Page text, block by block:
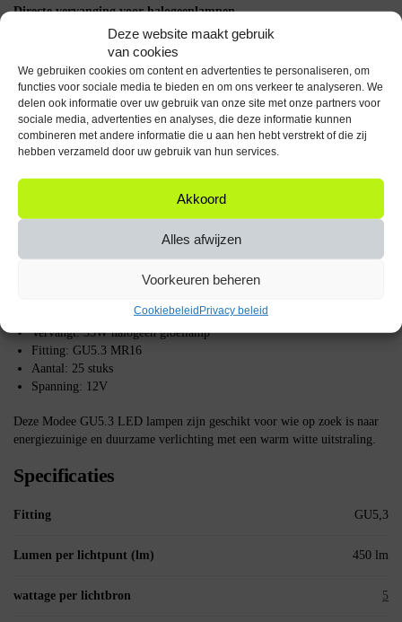
Deze website maakt gebruik
van cookies
We gebruiken cookies om content en advertenties te personaliseren, om
functies voor sociale media te bieden en om ons verkeer te analyseren. We
delen ook informatie over uw gebruik van onze site met onze partners voor
sociale media, advertenties en analyses, die deze informatie kunnen
combineren met andere informatie die u aan hen hebt verstrekt of die zij
hebben verzameld door uw gebruik van hun services.
Akkoord
Alles afwijzen
Voorkeuren beheren
Cookiebeleid Privacy beleid
Directe vervanging voor halogeenlampen
De GU5.3 fitting en MR16 vorm maken deze lampen direct uitwisselbaar
met bestaande halogeen spots. Er is geen aanpassing aan de armatuur
nodig.
Hoe werkt de Modee GU5.3 LED lamp
Plaats de LED lamp eenvoudig in een GU5.3 fitting. De lamp werkt op
Belangrijke specificaties
Type: Modee GU5.3 LED lamp
Kleurtemperatuur: 2700K warm wit
Vervangt: 35W halogeen gloeilamp
Fitting: GU5.3 MR16
Aantal: 25 stuks
Spanning: 12V
Deze Modee GU5.3 LED lampen zijn geschikt voor wie op zoek is naar
energiezuinige en duurzame verlichting met een warm witte uitstraling.
Specificaties
Fitting GU5,3
Lumen per lichtpunt (lm) 450 lm
wattage per lichtbron 5